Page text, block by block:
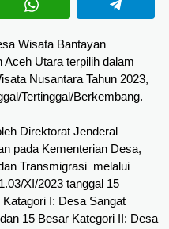
Wisata Bantayan
Aceh Utara terpilih dalam
Nusantara Tahun 2023,
Tertinggal/Berkembang.
Direktorat Jenderal
pada Kementerian Desa,
Transmigrasi  melalui
XI/2023 tanggal 15
I: Desa Sangat
15 Besar Kategori II: Desa